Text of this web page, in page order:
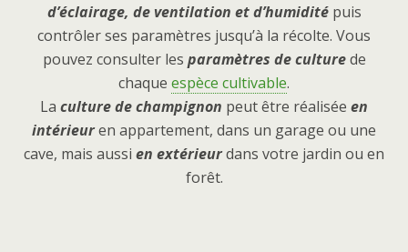
d’éclairage, de ventilation et d’humiditépuis
contrôler ses paramètres jusqu’à la récolte. Vous
pouvez consulter les paramètres de culturede
chaque espèce cultivable.
La culture de champignon peut être réalisée en
intérieuren appartement, dans un garage ou une
cave, mais aussi en extérieurdans votre jardin ou en
forêt.